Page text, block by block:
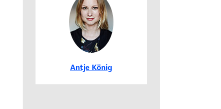
Antje König